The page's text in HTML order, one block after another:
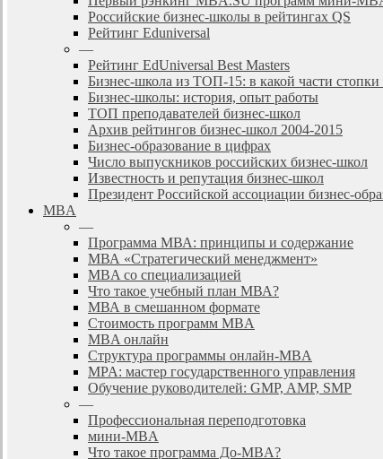
Российские бизнес-школы в рейтингах QS
Рейтинг Eduniversal
—
Рейтинг EdUniversal Best Masters
Бизнес-школа из ТОП-15: в какой части стопки
Бизнес-школы: история, опыт работы
ТОП преподавателей бизнес-школ
Архив рейтингов бизнес-школ 2004-2015
Бизнес-образование в цифрах
Число выпускников российских бизнес-школ
Известность и репутация бизнес-школ
Президент Российской ассоциации бизнес-
MBA
—
Программа МВА: принципы и содержание
МВА «Cтратегический менеджмент»
MBA со специализацией
Что такое учебный план МВА?
МВА в смешанном формате
Стоимость программ MBA
MBA онлайн
Cтруктура программы онлайн-MBA
MPA: мастер государственного управления
Обучение руководителей: GMP, AMP, SMP
—
Профессиональная переподготовка
мини-MBA
Что такое программа До-MBA?